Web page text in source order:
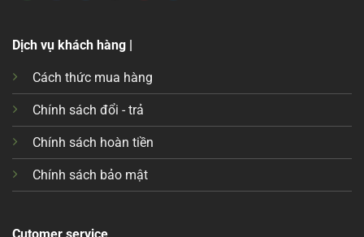
Dịch vụ khách hàng |
Cách thức mua hàng
Chính sách đổi - trả
Chính sách hoàn tiền
Chính sách bảo mật